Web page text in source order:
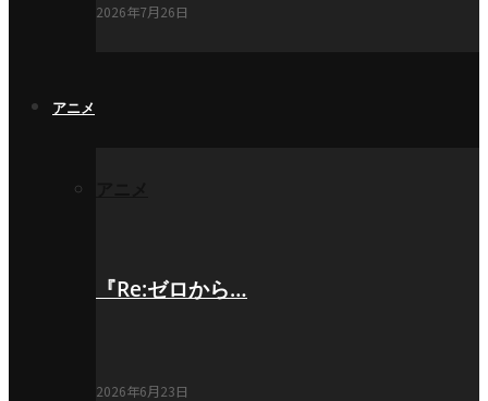
2026年7月26日
アニメ
『Re:ゼロから…
2026年6月23日